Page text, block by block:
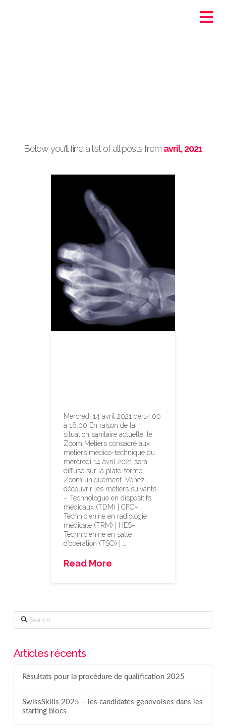
Below you'll find a list of all posts from avril, 2021
Mercredi 14 avril 2021 de 14:00
à 16:00 En raison de la
situation sanitaire actuelle, le
Zoom Métiers consacré aux
métiers médico-technique du
mercredi 14 avril 2021 sera
diffusé sur la plate-forme
Zoom uniquement. Venez
découvrir les métiers suivants:
– Technologue en dispositifs
médicaux (TDM) | CFC–
Technicien·ne en radiologie
médicale (TRM) | HES–
Technicien·ne en salle
d’opération (TSO) | …
Read More
Search
Articles récents
Résultats pour la procédure de qualification 2025
SwissSkills 2025 – les candidates genevoises dans les
starting blocs